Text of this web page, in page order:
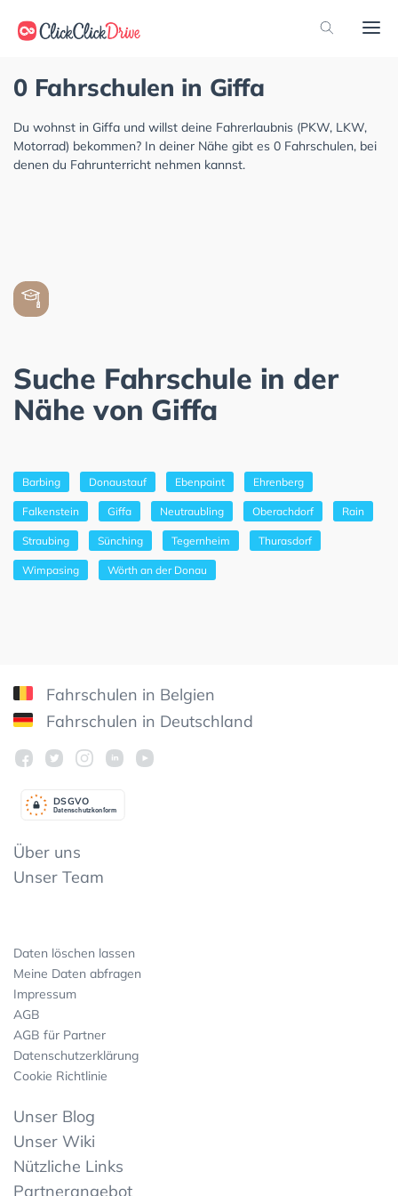
0 Fahrschulen in Giffa
Du wohnst in Giffa und willst deine Fahrerlaubnis (PKW, LKW,
Motorrad) bekommen? In deiner Nähe gibt es 0 Fahrschulen, bei
denen du Fahrunterricht nehmen kannst.
Suche Fahrschule in der
Nähe von Giffa
Barbing Donaustauf Ebenpaint Ehrenberg
Falkenstein Giffa Neutraubling Oberachdorf Rain
Straubing Sünching Tegernheim Thurasdorf
Wimpasing Wörth an der Donau
Fahrschulen in Belgien
Fahrschulen in Deutschland
Datenschutzkonform
DSGVO
Über uns
Unser Team
Daten löschen lassen
Meine Daten abfragen
Impressum
AGB
AGB für Partner
Datenschutzerklärung
Cookie Richtlinie
Unser Blog
Unser Wiki
Nützliche Links
Partnerangebot